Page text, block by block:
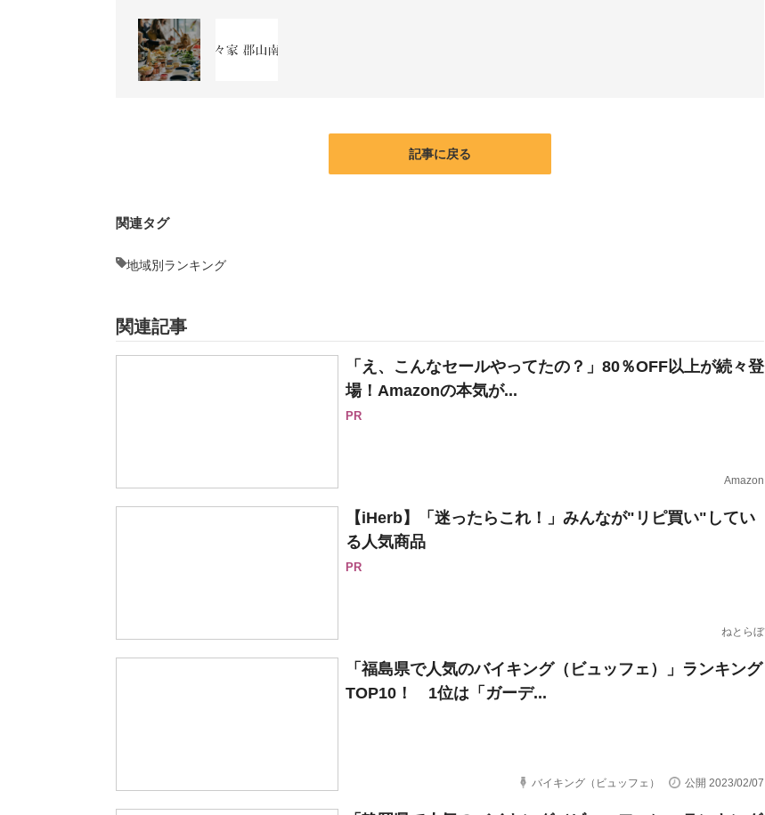
記事に戻る
関連タグ
地域別ランキング
関連記事
「え、こんなセールやってたの？」80％OFF以上が続々登
場！Amazonの本気が...
PR
Amazon
【iHerb】「迷ったらこれ！」みんなが"リピ買い"してい
る人気商品
PR
ねとらぼ
「福島県で人気のバイキング（ビュッフェ）」ランキング
TOP10！ 1位は「ガーデ...
バイキング（ビュッフェ） 公開 2023/02/07